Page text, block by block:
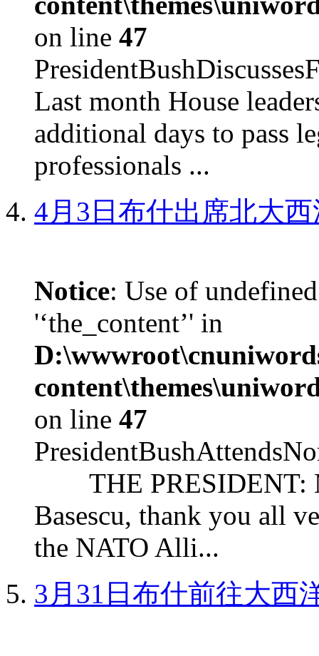
on line 47
Last month House
additional days to pass
professionals ...
4月3日布什出席北大
Notice: Use of
'‘the_content’' in
on line 47
THE PRESIDENT:
Basescu, thank you all
the NATO Alli...
3月31日布什前往大西